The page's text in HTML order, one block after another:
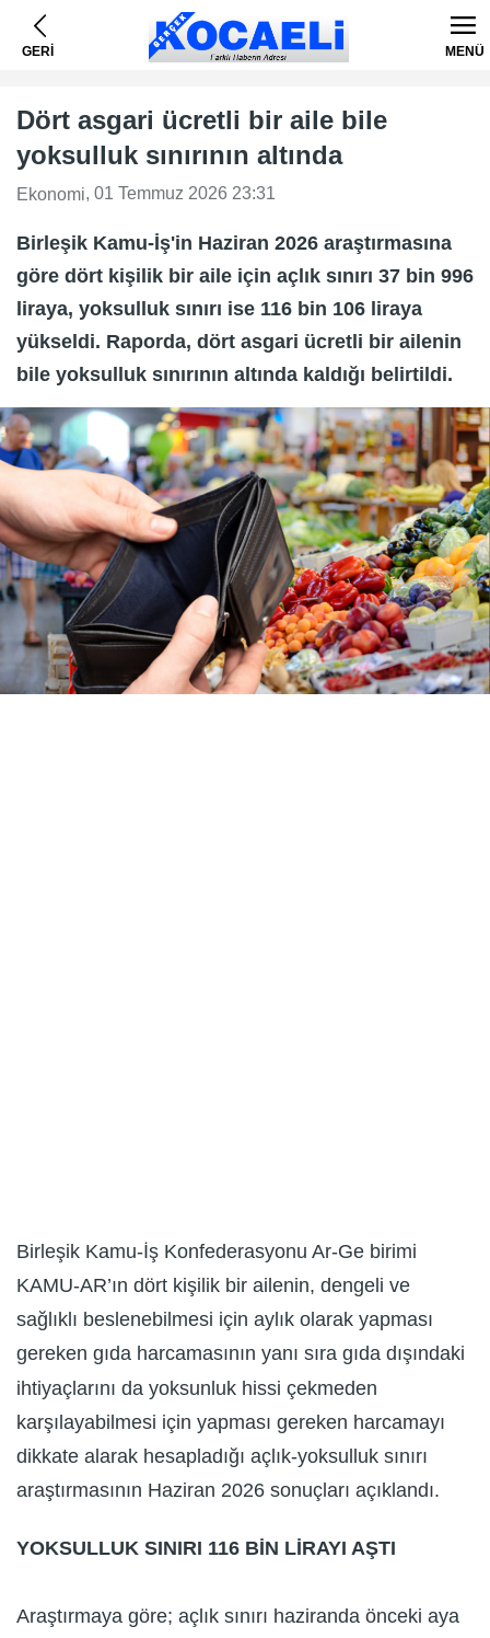
GERİ MENÜ
Dört asgari ücretli bir aile bile
yoksulluk sınırının altında
Ekonomi, 01 Temmuz 2026 23:31
Birleşik Kamu-İş'in Haziran 2026 araştırmasına
göre dört kişilik bir aile için açlık sınırı 37 bin 996
liraya, yoksulluk sınırı ise 116 bin 106 liraya
yükseldi. Raporda, dört asgari ücretli bir ailenin
bile yoksulluk sınırının altında kaldığı belirtildi.
Birleşik Kamu-İş Konfederasyonu Ar-Ge birimi
KAMU-AR’ın dört kişilik bir ailenin, dengeli ve
sağlıklı beslenebilmesi için aylık olarak yapması
gereken gıda harcamasının yanı sıra gıda dışındaki
ihtiyaçlarını da yoksunluk hissi çekmeden
karşılayabilmesi için yapması gereken harcamayı
dikkate alarak hesapladığı açlık-yoksulluk sınırı
araştırmasının Haziran 2026 sonuçları açıklandı.
YOKSULLUK SINIRI 116 BİN LİRAYI AŞTI
Araştırmaya göre; açlık sınırı haziranda önceki aya